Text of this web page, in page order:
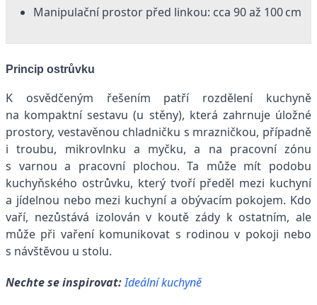
Manipulační prostor před linkou: cca 90 až 100 cm
Princip ostrůvku
K osvědčeným řešením patří rozdělení kuchyně
na kompaktní sestavu (u stěny), která zahrnuje úložné
prostory, vestavěnou chladničku s mrazničkou, případně
i troubu, mikrovlnku a myčku, a na pracovní zónu
s varnou a pracovní plochou. Ta může mít podobu
kuchyňského ostrůvku, který tvoří předěl mezi kuchyní
a jídelnou nebo mezi kuchyní a obývacím pokojem. Kdo
vaří, nezůstává izolován v koutě zády k ostatním, ale
může při vaření komunikovat s rodinou v pokoji nebo
s návštěvou u stolu.
Nechte se inspirovat:Ideální kuchyně